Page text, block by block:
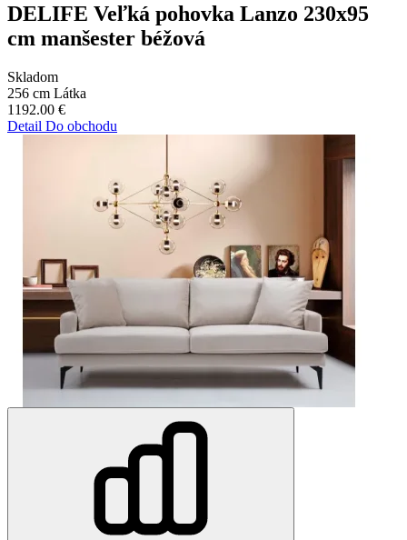
DELIFE Veľká pohovka Lanzo 230x95
cm manšester béžová
Skladom
256 cm Látka
1192.00 €
Detail Do obchodu